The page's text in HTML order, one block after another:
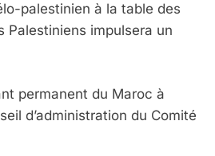
palestinien à la table des
Palestiniens impulsera un
permanent du Maroc à
d’administration du Comité
D’ADL Contre